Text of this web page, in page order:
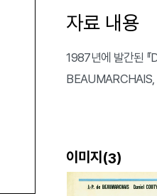
자료 내용
1987년에 발간된
BEAUMARCHAIS,
이미지(3)